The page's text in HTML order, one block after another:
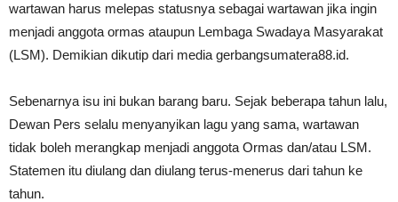
wartawan harus melepas statusnya sebagai wartawan jika ingin
menjadi anggota ormas ataupun Lembaga Swadaya Masyarakat
(LSM). Demikian dikutip dari media gerbangsumatera88.id.
Sebenarnya isu ini bukan barang baru. Sejak beberapa tahun lalu,
Dewan Pers selalu menyanyikan lagu yang sama, wartawan
tidak boleh merangkap menjadi anggota Ormas dan/atau LSM.
Statemen itu diulang dan diulang terus-menerus dari tahun ke
tahun.